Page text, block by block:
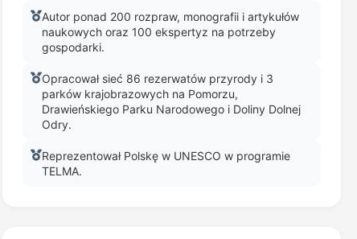
Autor ponad 200 rozpraw, monografii i artykułów
naukowych oraz 100 ekspertyz na potrzeby
gospodarki.
Opracował sieć 86 rezerwatów przyrody i 3
parków krajobrazowych na Pomorzu,
Drawieńskiego Parku Narodowego i Doliny Dolnej
Odry.
Reprezentował Polskę w UNESCO w programie
TELMA.